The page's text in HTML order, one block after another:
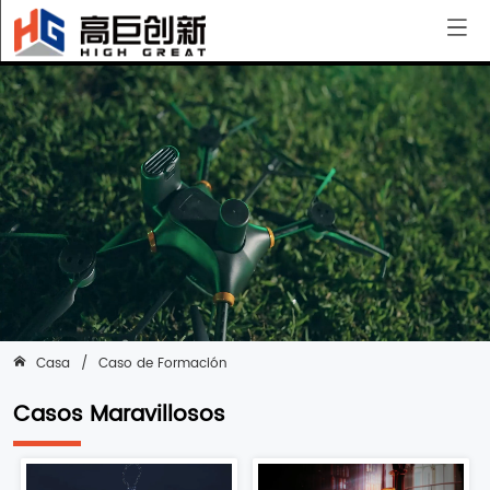
Caso de Formación
Casa / Caso de Formación
Casos Maravillosos